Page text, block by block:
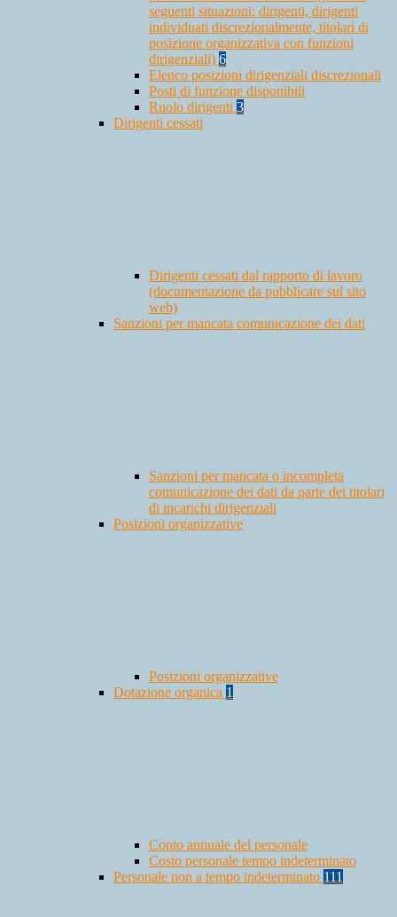
seguenti situazioni: dirigenti, dirigenti
individuati discrezionalmente, titolari di
posizione organizzativa con funzioni
dirigenziali) 6
Elenco posizioni dirigenziali discrezionali
Posti di funzione disponibili
Ruolo dirigenti 3
Dirigenti cessati
Dirigenti cessati dal rapporto di lavoro
(documentazione da pubblicare sul sito
web)
Sanzioni per mancata comunicazione dei dati
Sanzioni per mancata o incompleta
comunicazione dei dati da parte dei titolari
di incarichi dirigenziali
Posizioni organizzative
Posizioni organizzative
Dotazione organica 1
Conto annuale del personale
Costo personale tempo indeterminato
Personale non a tempo indeterminato 111